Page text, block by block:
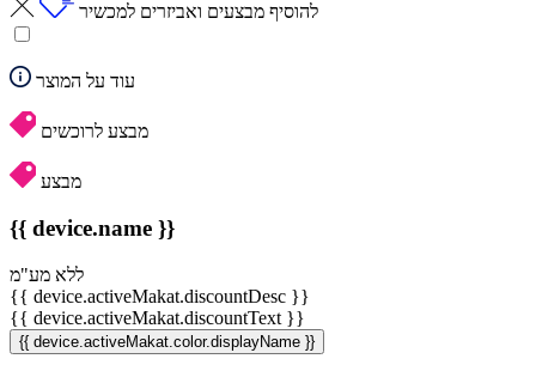
להוסיף מבצעים ואביזרים למכשיר
עוד על המוצר
מבצע לרוכשים
מבצע
{{ device.name }}
ללא מע"מ
{{ device.activeMakat.discountDesc }}
{{ device.activeMakat.discountText }}
{{ device.activeMakat.color.displayName }}